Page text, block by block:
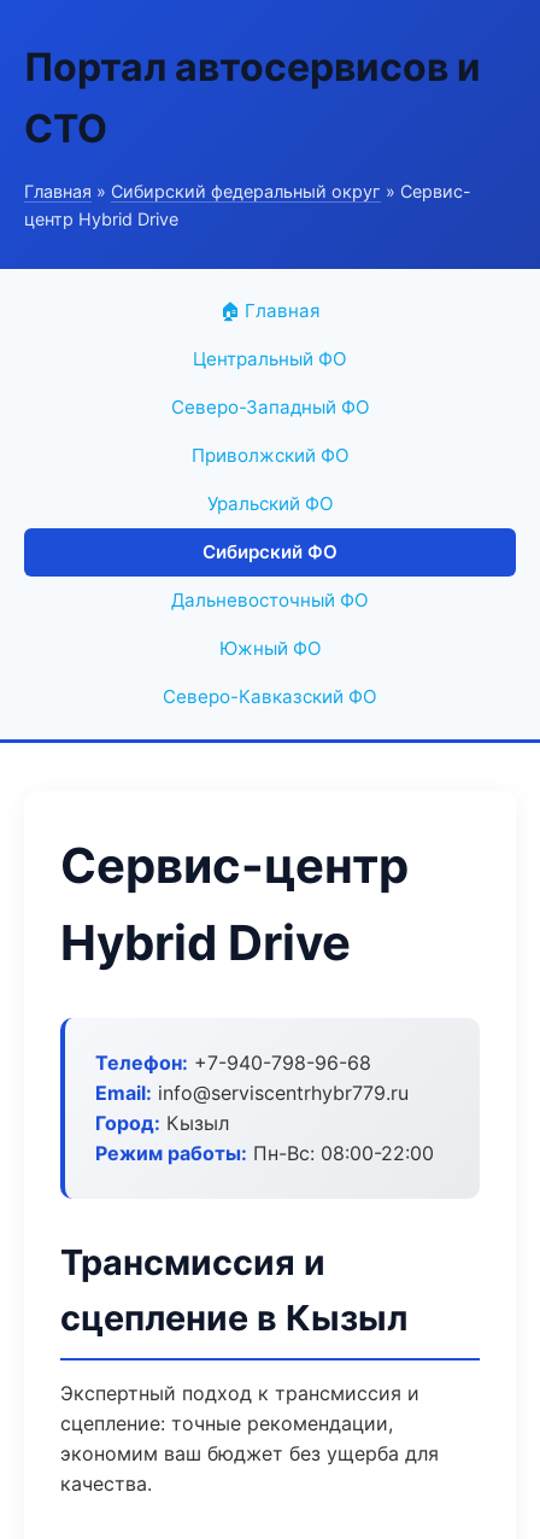
Портал автосервисов и
СТО
Главная » Сибирский федеральный округ » Сервис-
центр Hybrid Drive
🏠 Главная
Центральный ФО
Северо-Западный ФО
Приволжский ФО
Уральский ФО
Сибирский ФО
Дальневосточный ФО
Южный ФО
Северо-Кавказский ФО
Сервис-центр
Hybrid Drive
Телефон: +7-940-798-96-68
Email: info@serviscentrhybr779.ru
Город: Кызыл
Режим работы: Пн-Вс: 08:00-22:00
Трансмиссия и
сцепление в Кызыл
Экспертный подход к трансмиссия и
сцепление: точные рекомендации,
экономим ваш бюджет без ущерба для
качества.